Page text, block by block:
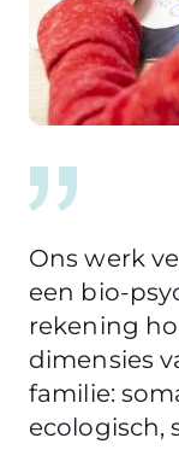
Ons werk
een bio-
rekening
dimensies
familie:
ecologisch,